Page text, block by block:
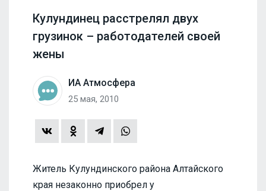
Кулундинец расстрелял двух
грузинок – работодателей своей
жены
ИА Атмосфера
25 мая, 2010
Житель Кулундинского района Алтайского
края незаконно приобрел у